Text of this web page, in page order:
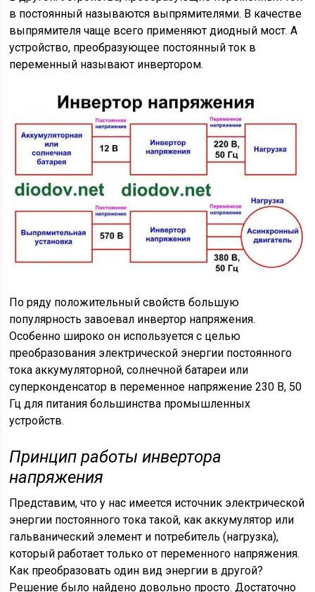
в постоянный называются выпрямителями. В качестве
выпрямителя чаще всего применяют диодный мост. А
устройство, преобразующее постоянный ток в
переменный называют инвертором.
По ряду положительный свойств большую
популярность завоевал инвертор напряжения.
Особенно широко он используется с целью
преобразования электрической энергии постоянного
тока аккумуляторной, солнечной батареи или
суперконденсатор в переменное напряжение 230 В, 50
Гц для питания большинства промышленных
устройств.
Принцип работы инвертора
напряжения
Представим, что у нас имеется источник электрической
энергии постоянного тока такой, как аккумулятор или
гальванический элемент и потребитель (нагрузка),
который работает только от переменного напряжения.
Как преобразовать один вид энергии в другой?
Решение было найдено довольно просто. Достаточно